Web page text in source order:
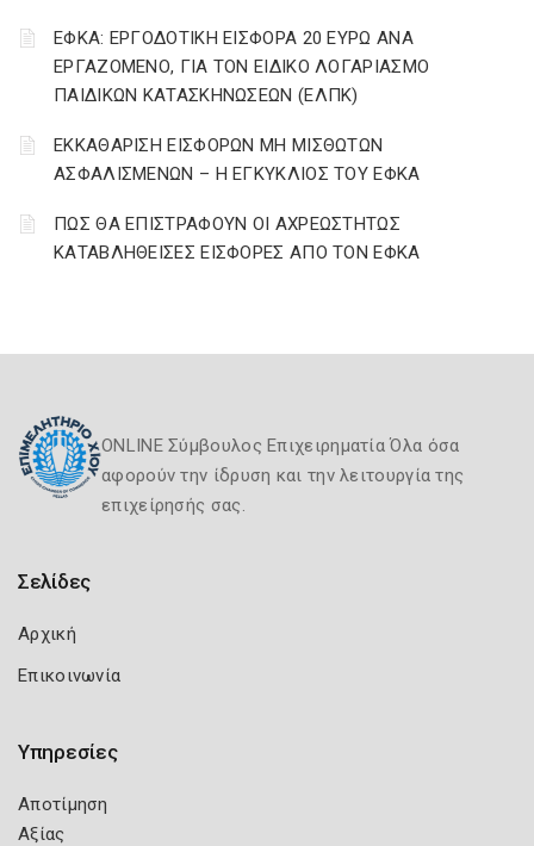
ΕΦΚΑ: ΕΡΓΟΔΟΤΙΚΗ ΕΙΣΦΟΡΑ 20 ΕΥΡΩ ΑΝΑ
ΕΡΓΑΖΟΜΕΝΟ, ΓΙΑ ΤΟΝ ΕΙΔΙΚΟ ΛΟΓΑΡΙΑΣΜΟ
ΠΑΙΔΙΚΩΝ ΚΑΤΑΣΚΗΝΩΣΕΩΝ (ΕΛΠΚ)
ΕΚΚΑΘΑΡΙΣΗ ΕΙΣΦΟΡΩΝ ΜΗ ΜΙΣΘΩΤΩΝ
ΑΣΦΑΛΙΣΜΕΝΩΝ – Η ΕΓΚΥΚΛΙΟΣ ΤΟΥ ΕΦΚΑ
ΠΩΣ ΘΑ ΕΠΙΣΤΡΑΦΟΥΝ ΟΙ ΑΧΡΕΩΣΤΗΤΩΣ
ΚΑΤΑΒΛΗΘΕΙΣΕΣ ΕΙΣΦΟΡΕΣ ΑΠΟ ΤΟΝ ΕΦΚΑ
ONLINE Σύμβουλος Επιχειρηματία Όλα όσα
αφορούν την ίδρυση και την λειτουργία της
επιχείρησής σας.
Σελίδες
Αρχική
Επικοινωνία
Υπηρεσίες
Αποτίμηση
Αξίας